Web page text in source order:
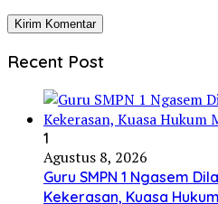
Recent Post
1
Agustus 8, 2026
Guru SMPN 1 Ngasem
Kekerasan, Kuasa